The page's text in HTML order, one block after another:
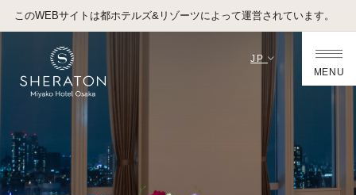
JP
MENU
このWEBサイトは都ホテルズ&リゾーツによって運営されています。